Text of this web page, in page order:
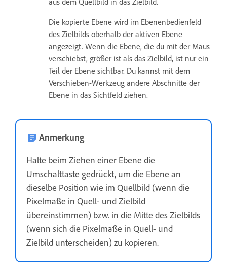
Die kopierte Ebene wird im Ebenenbedienfeld
des Zielbilds oberhalb der aktiven Ebene
angezeigt. Wenn die Ebene, die du mit der Maus
verschiebst, größer ist als das Zielbild, ist nur ein
Teil der Ebene sichtbar. Du kannst mit dem
Verschieben-Werkzeug andere Abschnitte der
Ebene in das Sichtfeld ziehen.
Anmerkung
Halte beim Ziehen einer Ebene die
Umschalttaste gedrückt, um die Ebene an
dieselbe Position wie im Quellbild (wenn die
Pixelmaße in Quell- und Zielbild
übereinstimmen) bzw. in die Mitte des Zielbilds
(wenn sich die Pixelmaße in Quell- und
Zielbild unterscheiden) zu kopieren.